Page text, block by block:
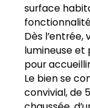
surface
Dès
lumineuse
pour
Le bien se
convivial, de